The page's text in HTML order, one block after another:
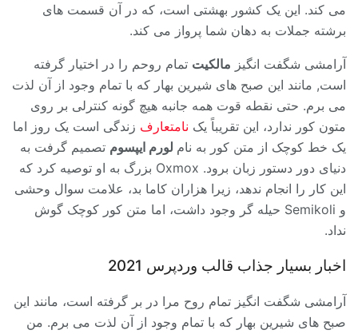
می کند. این یک کشور بهشتی است، که در آن قسمت های
برشته جملات به دهان شما پرواز می کند.
آرامشی شگفت انگیز مالکیت تمام روحم را در اختیار گرفته
است, مانند این صبح های شیرین بهار که با تمام وجود از آن لذت
می برم. حتی نقطه قوت همه جانبه هیچ گونه کنترلی بر روی
متون کور ندارد، این تقریباً یک نامتعارف زندگی است یک روز اما
یک خط کوچک از متن کور به نام لورم ایپسوم تصمیم گرفت به
دنیای دور دستور زبان برود. Oxmox بزرگ به او توصیه کرد که
این کار را انجام ندهد، زیرا هزاران کاما بد، علامت سوال وحشی
و Semikoli حیله گر وجود داشت، اما متن کور کوچک گوش
نداد.
اخبار بسیار جذاب قالب وردپرس 2021
آرامشی شگفت انگیز تمام روح مرا در بر گرفته است، مانند این
صبح های شیرین بهار که با تمام وجود از آن لذت می برم. من